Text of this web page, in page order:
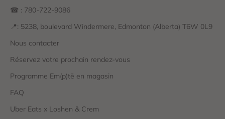
☎ : 780-722-9086
📍: 5238, boulevard Windermere, Edmonton (Alberta) T6W 0L9
Nous contacter
Réservez votre prochain rendez-vous
Programme Em(p)tē en magasin
FAQ
Uber Eats x Loshen & Crem